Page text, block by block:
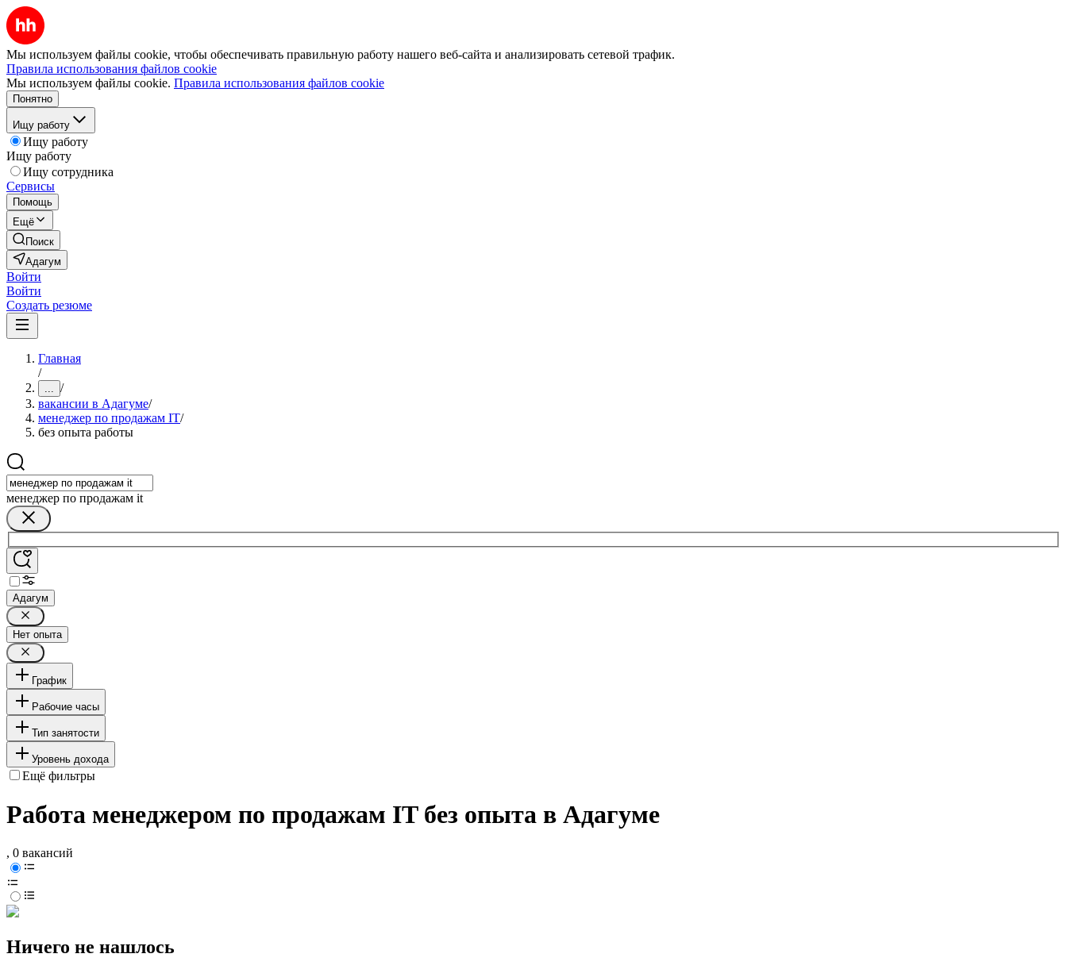
Мы используем файлы cookie, чтобы обеспечивать правильную работу нашего веб-сайта и анализировать сетевой трафик.
Правила использования файлов cookie
Мы используем файлы cookie. Правила использования файлов cookie
Понятно
Ищу работу
Ищу работу
Ищу работу
Ищу сотрудника
Сервисы
Помощь
Ещё
Поиск
Адагум
Войти
Войти
Создать резюме
Главная
/
... /
вакансии в Адагуме/
менеджер по продажам IT/
без опыта работы
менеджер по продажам it
Адагум
Нет опыта
График
Рабочие часы
Тип занятости
Уровень дохода
Ещё фильтры
Работа менеджером по продажам IT без опыта в Адагуме
, 0 вакансий
Ничего не нашлось